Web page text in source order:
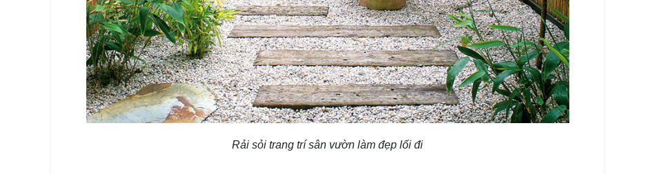
Rải sỏi trang trí sân vườn làm đẹp lối đi